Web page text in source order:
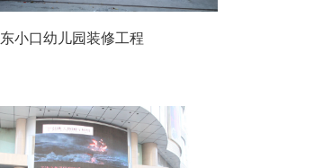
东小口幼儿园装修工程